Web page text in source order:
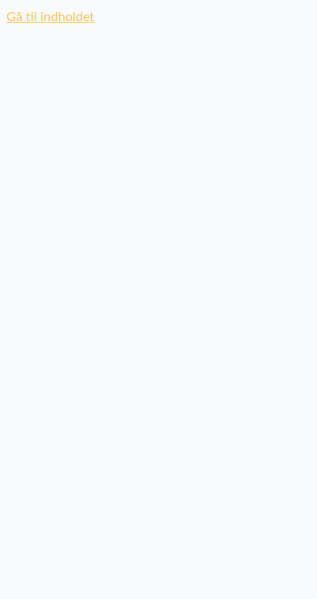
Gå til indholdet